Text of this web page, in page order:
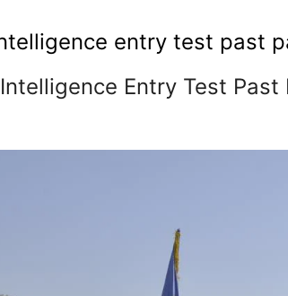
entry test past
Entry Test